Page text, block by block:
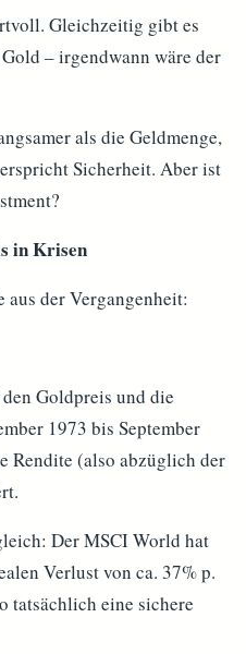
Gleichzeitig gibt es
– irgendwann wäre der
als die Geldmenge,
Sicherheit. Aber ist
in Krisen
der Vergangenheit:
Goldpreis und die
1973 bis September
Rendite (also abzüglich der
Der MSCI World hat
Verlust von ca. 37% p.
tatsächlich eine sichere